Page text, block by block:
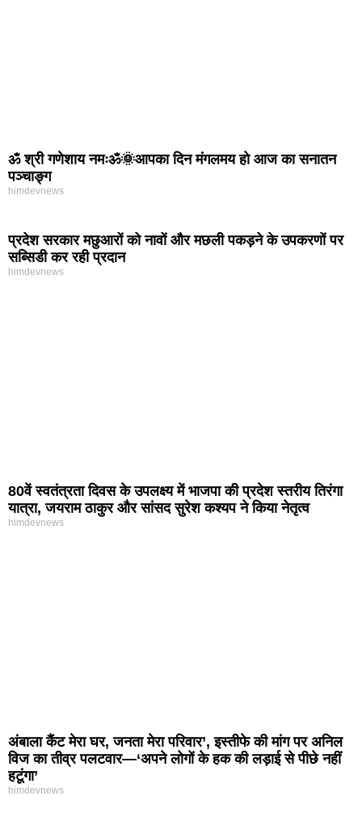
ॐ श्री गणेशाय नमःॐ🌞आपका दिन मंगलमय हो आज का सनातन
पञ्चाङ्ग
himdevnews
प्रदेश सरकार मछुआरों को नावों और मछली पकड़ने के उपकरणों पर
सब्सिडी कर रही प्रदान
himdevnews
80वें स्वतंत्रता दिवस के उपलक्ष्य में भाजपा की प्रदेश स्तरीय तिरंगा
यात्रा, जयराम ठाकुर और सांसद सुरेश कश्यप ने किया नेतृत्व
himdevnews
अंबाला कैंट मेरा घर, जनता मेरा परिवार’, इस्तीफे की मांग पर अनिल
विज का तीव्र पलटवार—‘अपने लोगों के हक की लड़ाई से पीछे नहीं
हटूंगा’
himdevnews